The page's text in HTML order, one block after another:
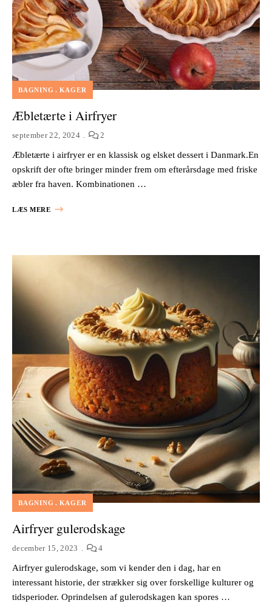
BAGNING KAGER
Æbletærte i Airfryer
september 22, 2024 2
Æbletærte i airfryer er en klassisk og elsket dessert i Danmark.En
opskrift der ofte bringer minder frem om efterårsdage med friske
æbler fra haven. Kombinationen …
LÆS MERE
BAGNING KAGER
Airfryer gulerodskage
december 15, 2023 4
Airfryer gulerodskage, som vi kender den i dag, har en
interessant historie, der strækker sig over forskellige kulturer og
tidsperioder. Oprindelsen af gulerodskagen kan spores …